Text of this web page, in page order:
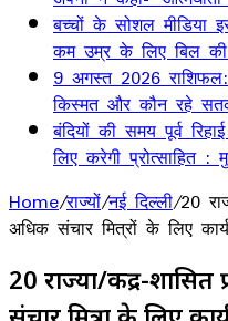
बच्चों के सोशल मीडिया
कम उम्र के लिए बिल की
9 अगस्त 2026
किस्मत और कौन रहे
बंदियों की समय पूर्व
लिए करेगी प्रोत्साहित :
Home/राज्यों/नई दिल्ली/20
अधिक संचार मित्रों के लिए
20 राज्यों/केंद्र-